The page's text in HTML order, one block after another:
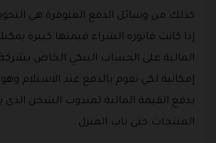
كذلك من وسائل الدفع المتوفرة هي
إذا كانت فاتوره الشراء قيمتها كبيرة
المالية على الحساب البنكي الخاص
إمكانية لكي تقوم بالدفع عند الاستلام
بدفع القيمة المالية لمندوب الشحن
المنتجات حتى باب المنزل .